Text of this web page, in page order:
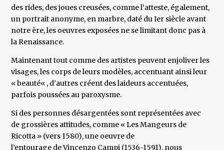
des rides, des joues creusées, comme l’atteste, également,
un portrait anonyme, en marbre, daté du Ier siècle avant
notre ère, les oeuvres exposées ne se limitant donc pas à
la Renaissance.
Maintenant tout comme des artistes peuvent enjoliver les
visages, les corps de leurs modèles, accentuant ainsi leur
« beauté« , d’autres créent des laideurs accentuées,
parfois poussées au paroxysme.
Si des personnes désargentées sont représentées avec
de grossières attitudes, comme « Les Mangeurs de
Ricotta » (vers 1580), une oeuvre de
l’entourage de Vincenzo Campi (1536-1591), nous